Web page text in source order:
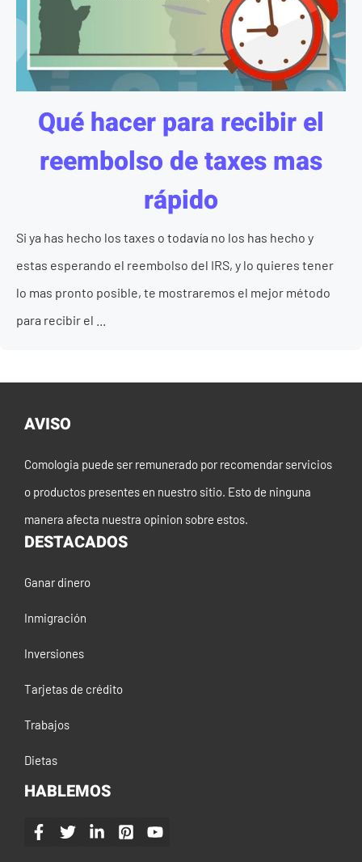
Qué hacer para recibir el
reembolso de taxes mas
rápido
Si ya has hecho los taxes o todavía no los has hecho y
estas esperando el reembolso del IRS, y lo quieres tener
lo mas pronto posible, te mostraremos el mejor método
para recibir el ...
AVISO
Comologia puede ser remunerado por recomendar servicios
o productos presentes en nuestro sitio. Esto de ninguna
manera afecta nuestra opinion sobre estos.
DESTACADOS
Ganar dinero
Inmigración
Inversiones
Tarjetas de crédito
Trabajos
Dietas
HABLEMOS